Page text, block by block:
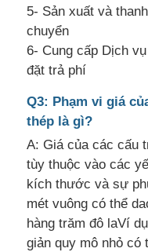
5- Sản xuất và
chuyển
6- Cung cấp Dịch
đặt trả phí
Q3: Phạm vi giá
thép là gì?
A: Giá của các cấu
tùy thuộc vào các
kích thước và sự
mét vuông có thể
hàng trăm đô laVí
giản quy mô nhỏ có